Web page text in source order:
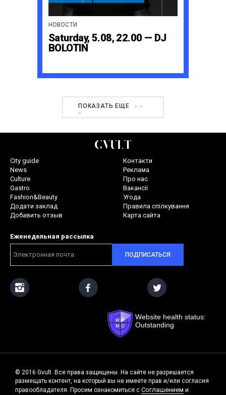
НОВОСТИ
Saturday, 5.08, 22.00 — DJ
BOLOTIN
ПОКАЗАТЬ ЕЩЕ
City guide
News
Culture
Gastro
Fashion&Beauty
Додати заклад
Добавить отзыв
Контакти
Реклама
Про нас
Вакансії
Угода
Правила спілкування
Карта сайта
Еженедельная рассылка
ПОДПИСАТЬСЯ
Website health status:
Outstanding
© 2016 Gvult. Все права защищены. На сайте не разрешается
размещать контент, на который вы не имеете прав и/или согласия
правообладателя. Просим ознакомиться с Соглашением и